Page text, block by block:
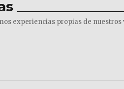
experiencias propias de nuestros